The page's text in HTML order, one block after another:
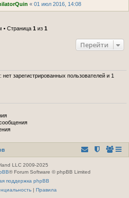
« 01 июл 2016, 14:08
• Страница 1из 1
Перейти
зарегистрированных пользователей и 1
LLC 2009-2025
® Forum Software © phpBB Limited
поддержка phpBB
| Правила